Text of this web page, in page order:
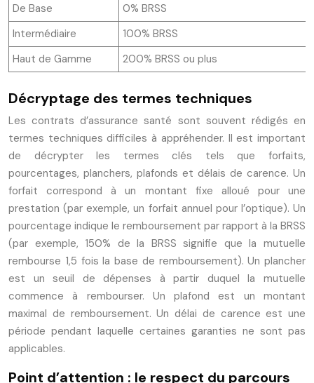
De Base
0% BRSS
Intermédiaire
100% BRSS
Haut de Gamme
200% BRSS ou plus
Décryptage des termes techniques
Les contrats d’assurance santé sont souvent rédigés en
termes techniques difficiles à appréhender. Il est important
de décrypter les termes clés tels que forfaits,
pourcentages, planchers, plafonds et délais de carence. Un
forfait correspond à un montant fixe alloué pour une
prestation (par exemple, un forfait annuel pour l’optique). Un
pourcentage indique le remboursement par rapport à la BRSS
(par exemple, 150% de la BRSS signifie que la mutuelle
rembourse 1,5 fois la base de remboursement). Un plancher
est un seuil de dépenses à partir duquel la mutuelle
commence à rembourser. Un plafond est un montant
maximal de remboursement. Un délai de carence est une
période pendant laquelle certaines garanties ne sont pas
applicables.
Point d’attention : le respect du parcours